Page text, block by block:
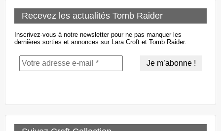
Recevez les actualités Tomb Raider
Inscrivez-vous à notre newsletter pour ne pas manquer les
dernières sorties et annonces sur Lara Croft et Tomb Raider.